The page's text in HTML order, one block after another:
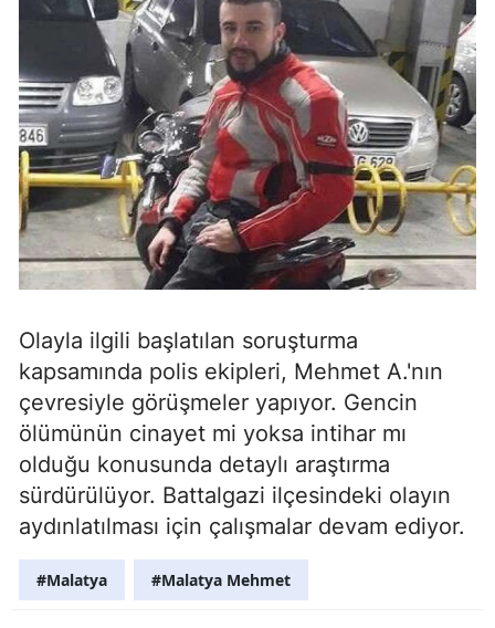
Olayla ilgili başlatılan soruşturma
kapsamında polis ekipleri, Mehmet A.'nın
çevresiyle görüşmeler yapıyor. Gencin
ölümünün cinayet mi yoksa intihar mı
olduğu konusunda detaylı araştırma
sürdürülüyor. Battalgazi ilçesindeki olayın
aydınlatılması için çalışmalar devam ediyor.
#Malatya #Malatya Mehmet